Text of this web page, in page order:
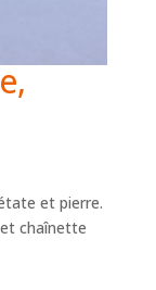
et pierre.
chaînette